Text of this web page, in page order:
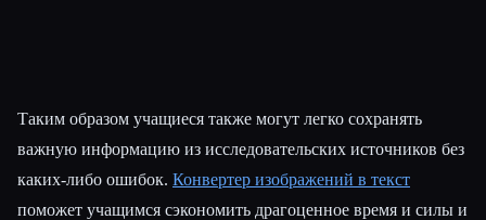
Таким образом учащиеся также могут легко сохранять
важную информацию из исследовательских источников без
каких-либо ошибок. Конвертер изображений в текст
поможет учащимся сэкономить драгоценное время и силы и